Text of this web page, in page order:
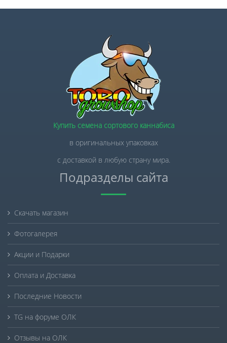
Купить семена сортового каннабиса
в оригинальных упаковках
с доставкой в любую страну мира.
Подразделы сайта
Скачать магазин
Фотогалерея
Акции и Подарки
Оплата и Доставка
Последние Новости
TG на форуме ОЛК
Отзывы на ОЛК